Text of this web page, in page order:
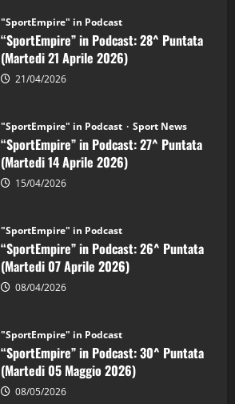
"SportEmpire" in Podcast
“SportEmpire” in Podcast: 28^ Puntata
(Martedi 21 Aprile 2026)
21/04/2026
"SportEmpire" in Podcast Sport News
“SportEmpire” in Podcast: 27^ Puntata
(Martedi 14 Aprile 2026)
15/04/2026
"SportEmpire" in Podcast
“SportEmpire” in Podcast: 26^ Puntata
(Martedi 07 Aprile 2026)
08/04/2026
"SportEmpire" in Podcast
“SportEmpire” in Podcast: 30^ Puntata
(Martedi 05 Maggio 2026)
08/05/2026